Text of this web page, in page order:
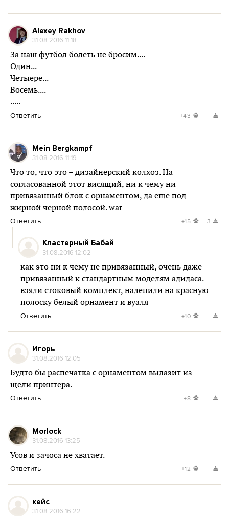
Alexey Rakhov
31.08.2016 11:18
За наш футбол болеть не бросим....
Один...
Четыере...
Восемь....
.....
Ответить +43
Mein Bergkampf
31.08.2016 11:19
Что то, что это – дизайнерский колхоз. На
согласованной этот висящий, ни к чему ни
привязанный блок с орнаментом, да еще под
жирной черной полосой. wat
Ответить +15 -3
Кластерный Бабай
31.08.2016 12:02
как это ни к чему не привязанный, очень даже
привязанный к стандартным моделям адидаса.
взяли стоковый комплект, налепили на красную
полоску белый орнамент и вуаля
Ответить +10
Игорь
31.08.2016 12:05
Будто бы распечатка с орнаментом вылазит из
щели принтера.
Ответить +8
Morlock
31.08.2016 13:25
Усов и зачоса не хватает.
Ответить +12
кейс
31.08.2016 16:22